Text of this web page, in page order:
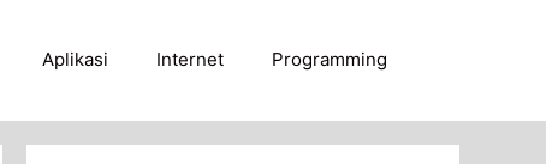
Aplikasi Internet Programming